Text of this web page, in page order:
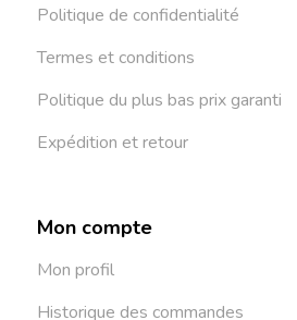
Politique de confidentialité
Termes et conditions
Politique du plus bas prix garanti
Expédition et retour
Mon compte
Mon profil
Historique des commandes